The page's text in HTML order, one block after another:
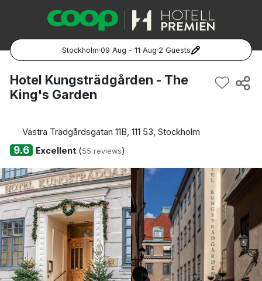
Stockholm·09 Aug - 11 Aug·2 Guests
Popular Destinations:
Hela Sverige
Stockholm
Göteborg
Malmö
Hela Norge
Oslo
Bergen
Hotel Kungsträdgården - The
King's Garden
Västra Trädgårdsgatan 11B, 111 53, Stockholm
9.6 Excellent(55 reviews)